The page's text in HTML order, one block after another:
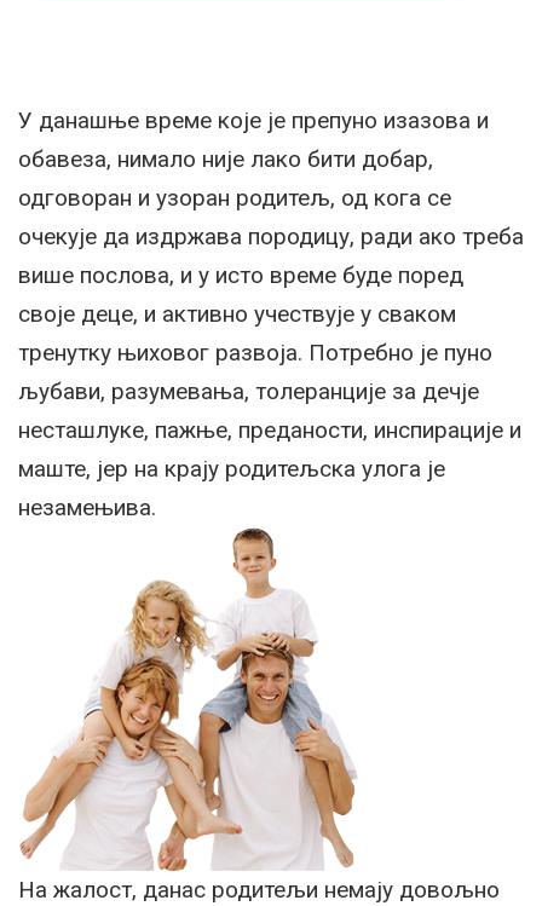
У данашње време које је препуно изазова и
обавеза, нимало није лако бити добар,
одговоран и узоран родитељ, од кога се
очекује да издржава породицу, ради ако треба
више послова, и у исто време буде поред
своје деце, и активно учествује у сваком
тренутку њиховог развоја. Потребно је пуно
љубави, разумевања, толеранције за дечје
несташлуке, пажње, преданости, инспирације и
маште, јер на крају родитељска улога је
незамењива.
На жалост, данас родитељи немају довољно